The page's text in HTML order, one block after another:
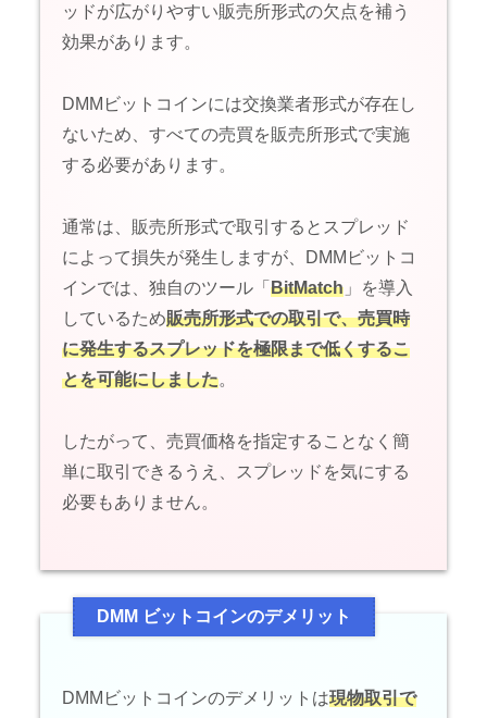
ッドが広がりやすい販売所形式の欠点を補う
効果があります。
DMMビットコインには交換業者形式が存在し
ないため、すべての売買を販売所形式で実施
する必要があります。
通常は、販売所形式で取引するとスプレッド
によって損失が発生しますが、DMMビットコ
インでは、独自のツール「 BitMatch」を導入
しているため販売所形式での取引で、売買時
に発生するスプレッドを極限まで低くするこ
とを可能にしました。
したがって、売買価格を指定することなく簡
単に取引できるうえ、スプレッドを気にする
必要もありません。
DMM ビットコインのデメリット
DMMビットコインのデメリットは現物取引で